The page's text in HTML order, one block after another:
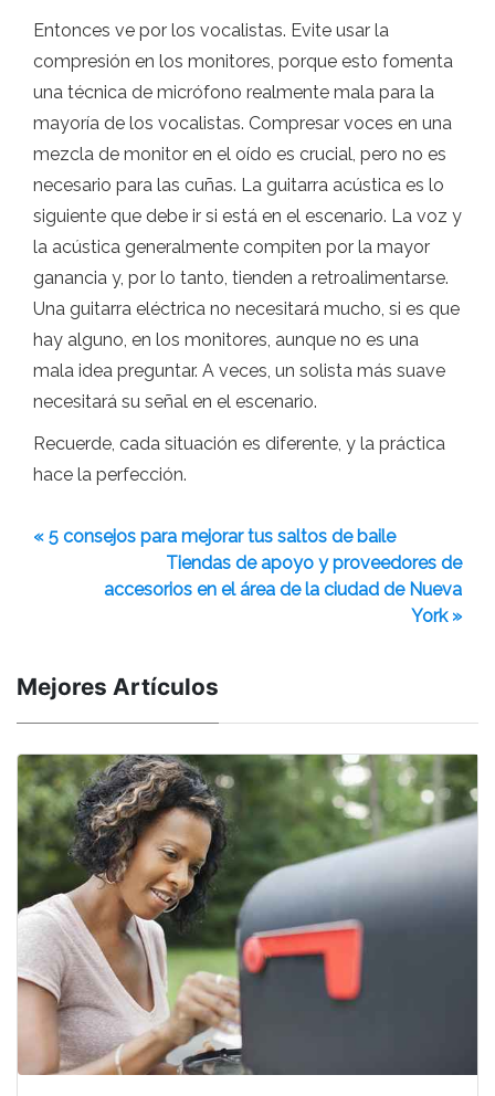
Entonces ve por los vocalistas. Evite usar la
compresión en los monitores, porque esto fomenta
una técnica de micrófono realmente mala para la
mayoría de los vocalistas. Compresar voces en una
mezcla de monitor en el oído es crucial, pero no es
necesario para las cuñas. La guitarra acústica es lo
siguiente que debe ir si está en el escenario. La voz y
la acústica generalmente compiten por la mayor
ganancia y, por lo tanto, tienden a retroalimentarse.
Una guitarra eléctrica no necesitará mucho, si es que
hay alguno, en los monitores, aunque no es una
mala idea preguntar. A veces, un solista más suave
necesitará su señal en el escenario.
Recuerde, cada situación es diferente, y la práctica
hace la perfección.
« 5 consejos para mejorar tus saltos de baile
Tiendas de apoyo y proveedores de
accesorios en el área de la ciudad de Nueva
York »
Mejores Artículos